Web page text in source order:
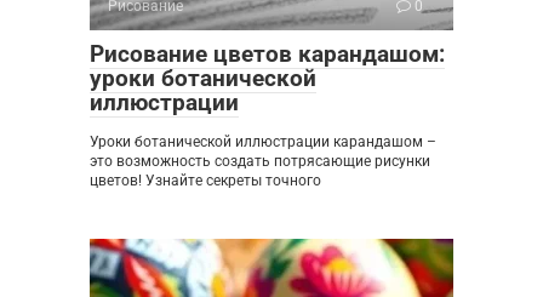
Рисование 0
Рисование цветов карандашом:
уроки ботанической
иллюстрации
Уроки ботанической иллюстрации карандашом –
это возможность создать потрясающие рисунки
цветов! Узнайте секреты точного